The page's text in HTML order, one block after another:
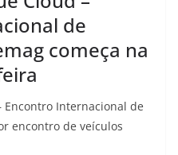
de
começa na
Encontro Internacional de
encontro de veículos